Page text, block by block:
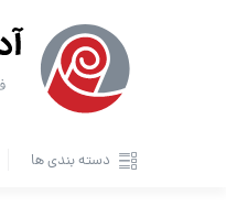
دسته بندی ها